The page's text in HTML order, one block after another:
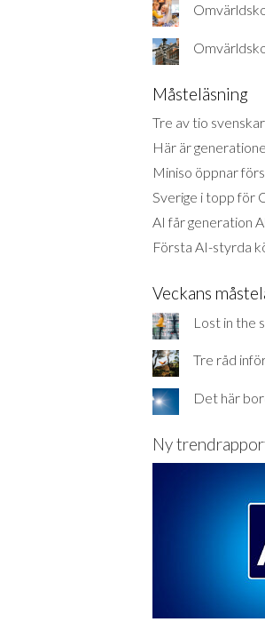
Måsteläsning
Tre av tio
Här är
Miniso öppnar
Sverige i topp för
AI får generation
Första AI-styrda
Veckans
Lost in the
Tre råd
Det här
Ny